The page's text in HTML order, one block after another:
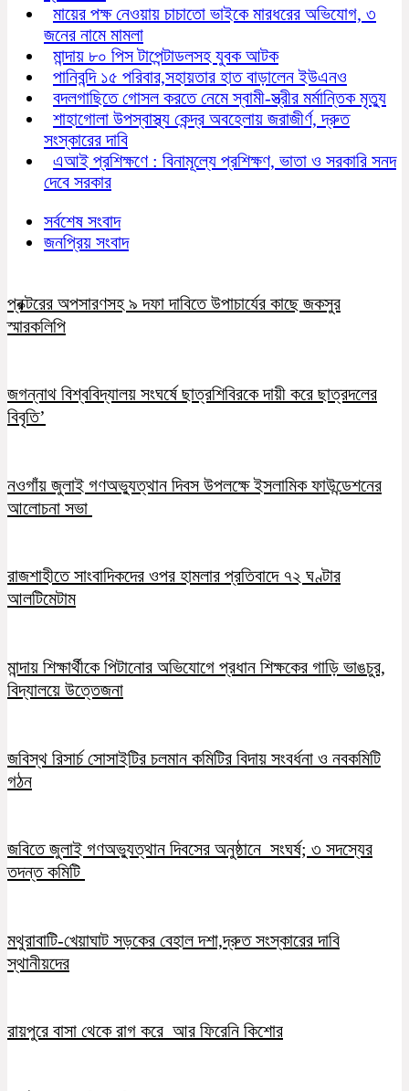
মায়ের পক্ষ নেওয়ায় চাচাতো ভাইকে মারধরের অভিযোগ, ৩
জনের নামে মামলা
মান্দায় ৮০ পিস টাপেন্টাডলসহ যুবক আটক
পানিবন্দি ১৫ পরিবার,সহায়তার হাত বাড়ালেন ইউএনও
বদলগাছিতে গোসল করতে নেমে স্বামী-স্ত্রীর মর্মান্তিক মৃত্যু
শাহাগোলা উপস্বাস্থ্য কেন্দ্র অবহেলায় জরাজীর্ণ, দ্রুত
সংস্কারের দাবি
এআই প্রশিক্ষণে : বিনামূল্যে প্রশিক্ষণ, ভাতা ও সরকারি সনদ
দেবে সরকার
সর্বশেষ সংবাদ
জনপ্রিয় সংবাদ
প্রক্টরের অপসারণসহ ৯ দফা দাবিতে উপাচার্যের কাছে জকসুর
স্মারকলিপি
জগন্নাথ বিশ্ববিদ্যালয় সংঘর্ষে ছাত্রশিবিরকে দায়ী করে ছাত্রদলের
বিবৃতি’
নওগাঁয় জুলাই গণঅভ্যুত্থান দিবস উপলক্ষে ইসলামিক ফাউন্ডেশনের
আলোচনা সভা
রাজশাহীতে সাংবাদিকদের ওপর হামলার প্রতিবাদে ৭২ ঘণ্টার
আলটিমেটাম
মান্দায় শিক্ষার্থীকে পিটানোর অভিযোগে প্রধান শিক্ষকের গাড়ি ভাঙচুর,
বিদ্যালয়ে উত্তেজনা
জবিস্থ রিসার্চ সোসাইটির চলমান কমিটির বিদায় সংবর্ধনা ও নবকমিটি
গঠন
জবিতে জুলাই গণঅভ্যুত্থান দিবসের অনুষ্ঠানে সংঘর্ষ; ৩ সদস্যের
তদন্ত কমিটি
মথুরাবাটি-খেয়াঘাট সড়কের বেহাল দশা,দ্রুত সংস্কারের দাবি
স্থানীয়দের
রায়পুরে বাসা থেকে রাগ করে আর ফিরেনি কিশোর